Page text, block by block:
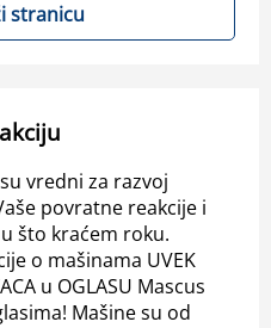
stranicu
vredni za razvoj
povratne reakcije i
što kraćem roku.
o mašinama UVEK
u OGLASU Mascus
Mašine su od